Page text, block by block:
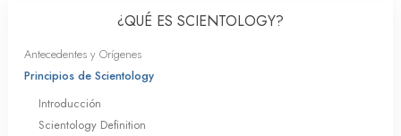
¿QUÉ ES SCIENTOLOGY?
Antecedentes y Orígenes
Principios de Scientology
Introducción
Scientology Definition